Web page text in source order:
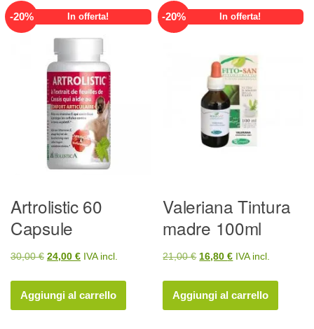
-20% In offerta!
Artrolistic 60
Capsule
30,00€ Il
originale
era:
24,00 €Il
attuale
è:
IVA incl.
Aggiungi al carrello
-20% In offerta!
Valeriana Tintura
madre 100ml
21,00€ Il
originale
era:
16,80€Il
attuale
è:
IVA incl.
Aggiungi al carrello